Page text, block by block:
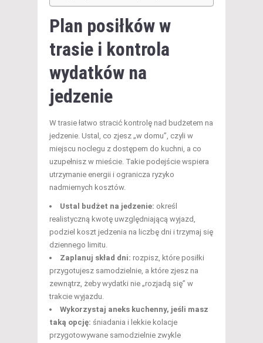
Plan posiłków w
trasie i kontrola
wydatków na
jedzenie
W trasie łatwo stracić kontrolę nad budżetem na
jedzenie. Ustal, co zjesz „w domu”, czyli w
miejscu noclegu z dostępem do kuchni, a co
uzupełnisz w mieście. Takie podejście wspiera
utrzymanie energii i ogranicza ryzyko
nadmiernych kosztów.
Ustal budżet na jedzenie: określ
realistyczną kwotę uwzględniającą wyjazd,
podziel koszt jedzenia na liczbę dni i trzymaj się
dziennego limitu.
Zaplanuj skład dni: rozpisz, które posiłki
przygotujesz samodzielnie, a które zjesz na
zewnątrz, żeby wydatki nie „rozjadą się” w
trakcie wyjazdu.
Wykorzystaj aneks kuchenny, jeśli masz
taką opcję: śniadania i lekkie kolacje
przygotowywane samodzielnie zwykle